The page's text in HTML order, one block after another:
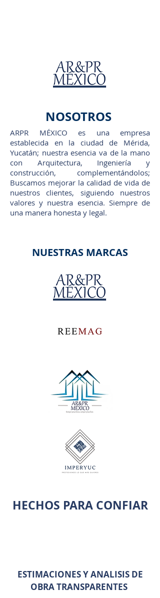
NOSOTROS
ARPR MÉXICO es una empresa
establecida en la ciudad de Mérida,
Yucatán; nuestra esencia va de la mano
con Arquitectura, Ingeniería y
construcción, complementándolos;
Buscamos mejorar la calidad de vida de
nuestros clientes, siguiendo nuestros
valores y nuestra esencia. Siempre de
una manera honesta y legal.
NUESTRAS MARCAS
HECHOS PARA CONFIAR
ESTIMACIONES Y ANALISIS DE
OBRA TRANSPARENTES